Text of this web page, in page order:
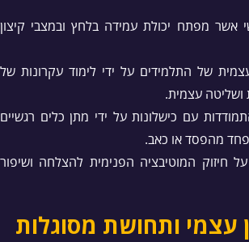
אשר מפתח יכולת עמידה בלחץ ובמצבי קיצון
של התלמידים על ידי לימוד עקרונות של
עצמית.
עם כישלונות על ידי מתן כלים רגשיים
מהפסד או כאב.
חיזוק המוטיבציה הפנימית להצלחה ושיפור
עצמי ותחושת מסוגלות